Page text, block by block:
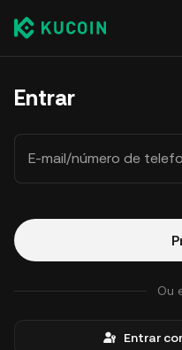
Entrar
E-mail/número de
Ou
Entrar